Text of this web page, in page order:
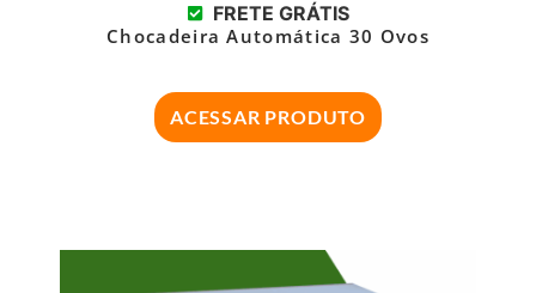
FRETE GRÁTIS
Chocadeira Automática 30 Ovos
ACESSAR PRODUTO